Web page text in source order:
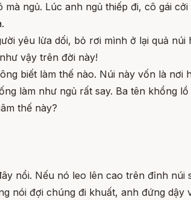
ngủ. Lúc anh ngủ thiếp đi, cô gái
yêu lừa dối, bỏ rơi mình ở lại quả núi
vậy trên đời này!
biết làm thế nào. Núi này vốn là
làm như ngủ rất say. Ba tên khổng
thế này?
nổi. Nếu nó leo lên cao trên đỉnh núi
nói đợi chúng đi khuất, anh đứng